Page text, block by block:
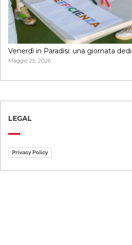
Venerdì in Paradisi: una giornata
Maggio 25, 2026
LEGAL
Privacy Policy